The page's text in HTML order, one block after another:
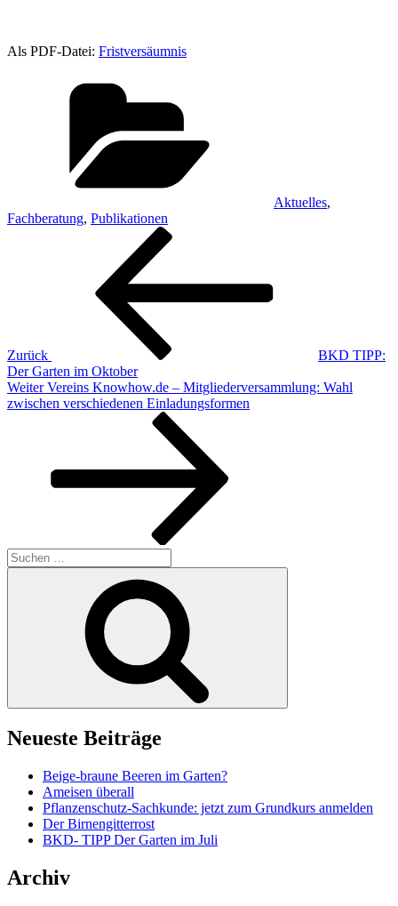
Als PDF-Datei: Fristversäumnis
Aktuelles,
Fachberatung, Publikationen
Beitragsnavigation
Zurück
BKD TIPP:
Der Garten im Oktober
Nächster
Beitrag
Weiter Vereins Knowhow.de – Mitgliederversammlung: Wahl
zwischen verschiedenen Einladungsformen
Suchen
nach:
Neueste Beiträge
Beige-braune Beeren im Garten?
Ameisen überall
Pflanzenschutz-Sachkunde: jetzt zum Grundkurs anmelden
Der Birnengitterrost
BKD- TIPP Der Garten im Juli
Archiv